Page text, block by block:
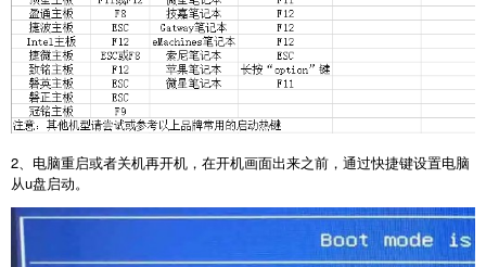
2、电脑重启或者关机再开机，在开机画面出来之前，通过快捷键设置电脑
从u盘启动。